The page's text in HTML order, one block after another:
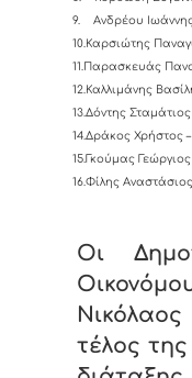
9.
Ανδρέου
10.Καρσιώτης
11.Παρασκευάς
12.Καλλιμάνης
13.Δόντης
14.Δράκος Χρήστος –
15.Γκούμας
16.Φίλης
Οι
τέλος